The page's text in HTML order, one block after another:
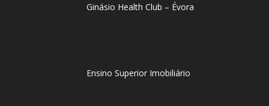
Ginásio Health Club – Évora
Ensino Superior Imobiliário